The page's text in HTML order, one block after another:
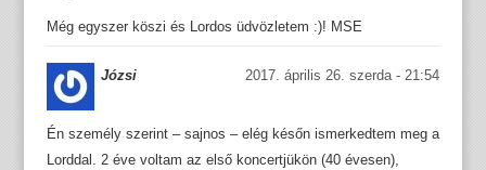
Még egyszer köszi és Lordos üdvözletem :)! MSE
Józsi 2017. április 26. szerda - 21:54
Én személy szerint – sajnos – elég későn ismerkedtem meg a
Lorddal. 2 éve voltam az első koncertjükön (40 évesen),